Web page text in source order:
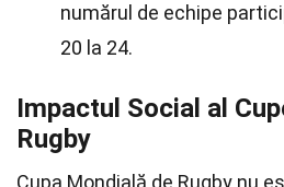
numărul de echipe
20 la 24.
Impactul Social al
Rugby
Cupa Mondială de Rugby nu